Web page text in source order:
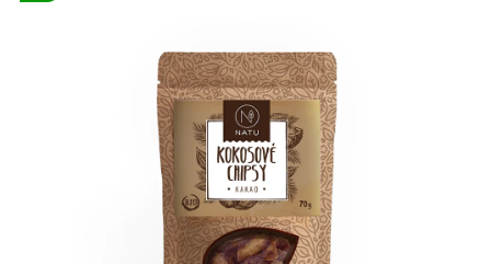
RELAX A REGENERACE
NÁŠ PŘÍBĚH FIREMNÍ DÁRKY
DOPRAVA A PLATBA